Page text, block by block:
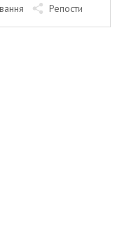
Репости